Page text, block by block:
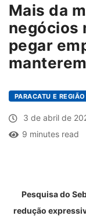
Mais da
negócios
pegar
PARACATU E REGIÃO
3 de abril de
9 minutes read
Pesquisa do
redução